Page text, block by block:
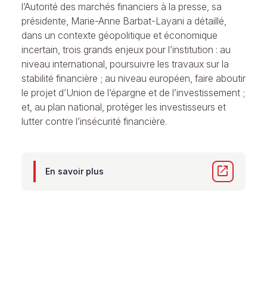
l’Autorité des marchés financiers à la presse, sa
présidente, Marie-Anne Barbat-Layani a détaillé,
dans un contexte géopolitique et économique
incertain, trois grands enjeux pour l’institution : au
niveau international, poursuivre les travaux sur la
stabilité financière ; au niveau européen, faire aboutir
le projet d’Union de l’épargne et de l’investissement ;
et, au plan national, protéger les investisseurs et
lutter contre l’insécurité financière.
En savoir plus open_in_new